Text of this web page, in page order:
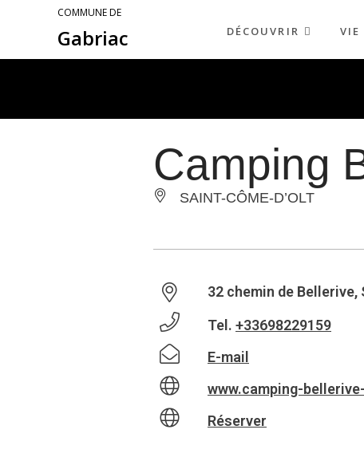
COMMUNE DE
Gabriac DÉCOUVRIR VIE
Camping
SAINT-CÔME-D’OLT
32 chemin de Bellerive,
Tel. +33698229159
E-mail
www.camping-
Réserver